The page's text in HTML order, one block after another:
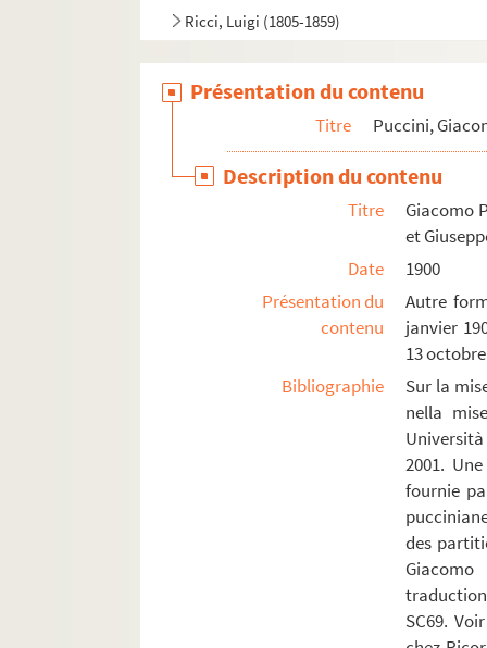
Ricci, Luigi (1805-1859)
Rioux, Jean (18..-19..)
Robillard, Victor (1827-1893)
Rogé, Émile (1875-19..)
Roger, Victor (1853-1903)
Romberg, Sigmund (1887-1951)
Roussel, Albert (1869-1937)
Rys, Jacques-Henri (1909-1960)
Saint-Saëns, Camille (1835-1921)
Salomon, Hector (1838-1906)
Samuel-Rousseau, Marcel (1882-1955)
Présentation du contenu
Titre Puccini,
Description du contenu
Titre
Giacomo
et
Date
1900
Présentation du
contenu
Autre
janvier
13
Bibliographie
Sur la
nella
2001.
fournie
des
SC69.